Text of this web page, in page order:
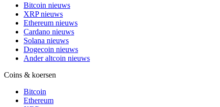
Bitcoin nieuws
XRP nieuws
Ethereum nieuws
Cardano nieuws
Solana nieuws
Dogecoin nieuws
Ander altcoin nieuws
Coins & koersen
Bitcoin
Ethereum